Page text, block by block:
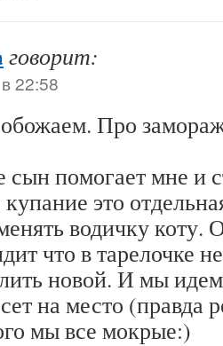
говорит:
22:58
Про
помогает мне и
это
водичку коту.
что в тарелочке
новой. И мы
на место (правда
мы все мокрые:)